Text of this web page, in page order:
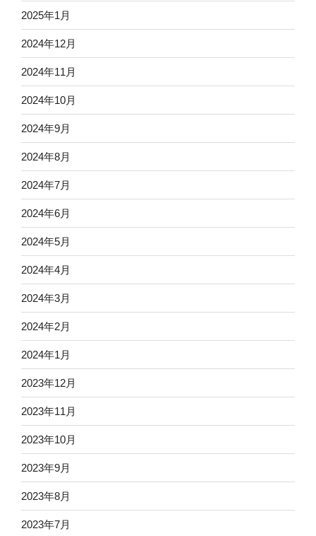
2025年1月
2024年12月
2024年11月
2024年10月
2024年9月
2024年8月
2024年7月
2024年6月
2024年5月
2024年4月
2024年3月
2024年2月
2024年1月
2023年12月
2023年11月
2023年10月
2023年9月
2023年8月
2023年7月